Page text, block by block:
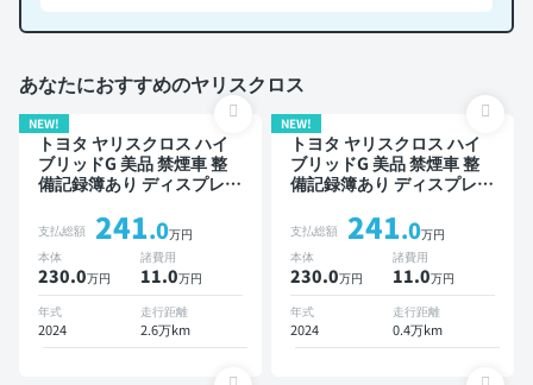
あなたにおすすめのヤリスクロス
NEW!
トヨタ ヤリスクロス ハイ
ブリッドG 美品 禁煙車 整
備記録簿あり ディスプレイ
り TV オートクルーズ スマ
ートキー ETC バックモニ
ター ドライブレコーダー
衝突軽減
支払総額 241.0万円
本体
230.0万円
諸費用
11.0万円
年式
2024
走行距離
2.6万km
NEW!
トヨタ ヤリスクロス ハイ
ブリッドG 美品 禁煙車 整
備記録簿あり ディスプレイ
り TV ブラインドスポット
モニター オートクルーズ
スマートキー ETC バック
モニター 衝突軽減
支払総額 241.0万円
本体
230.0万円
諸費用
11.0万円
年式
2024
走行距離
0.4万km